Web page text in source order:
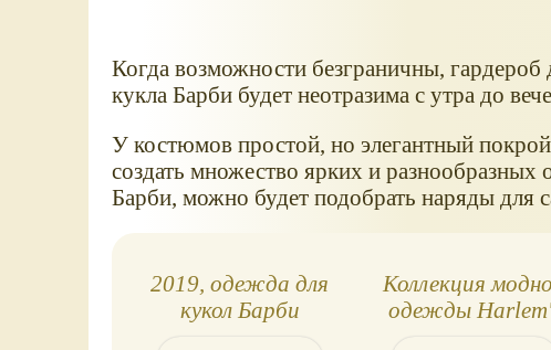
Когда возможности безграничны,
кукла Барби будет неотразима с утра до
У костюмов простой, но элегантный
создать множество ярких и
Барби, можно будет подобрать наряды для
2019, одежда для
кукол Барби
Коллекция
одежды